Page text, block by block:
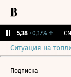
115,38 +0,17%↑
Ситуация на
Подписка